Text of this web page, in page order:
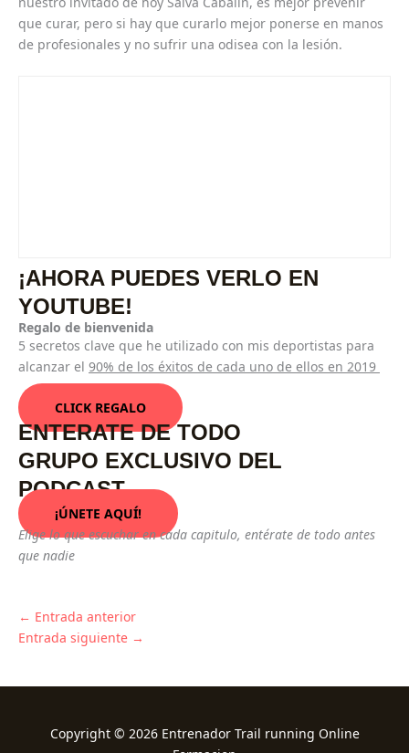
que curar, pero si hay que curarlo mejor ponerse en manos
de profesionales y no sufrir una odisea con la lesión.
¡AHORA PUEDES VERLO EN
YOUTUBE!
Regalo de bienvenida
5 secretos clave que he utilizado con mis deportistas para
alcanzar el 90% de los éxitos de cada uno de ellos en 2019
CLICK REGALO
ENTERATE DE TODO
GRUPO EXCLUSIVO DEL
PODCAST
¡ÚNETE AQUÍ!
Elige lo que escuchar en cada capitulo, entérate de todo antes
que nadie
← Entrada anterior
Entrada siguiente →
Copyright © 2026 Entrenador Trail running Online